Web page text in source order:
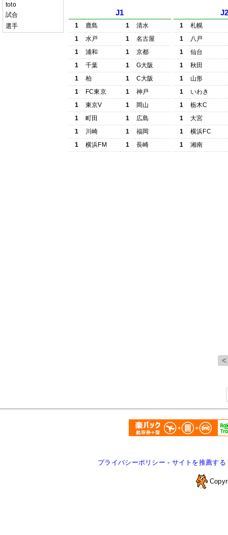
toto
試合
選手
J1
1 鹿島 1
清水
1
水戸 1
名古屋
1
浦和 1
京都
1
千葉 1
G大阪
1
柏 1
C大阪
1
FC東京 1
神戸
1
東京V 1
岡山
1
町田 1
広島
1
川崎 1
福岡
1
横浜FM 1 長崎
1
札幌
1
八戸
1
仙台
1
秋田
1
山形
1
いわき
1
栃木C
1
大宮
1
横浜FC
1
湘南
プライバシーポリシー - サイトを推薦する